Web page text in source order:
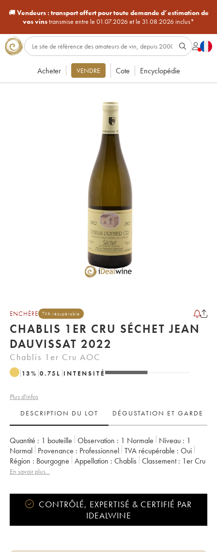
🚚Vendeurs : transport offert pour toute demande d’estimation de
vos vinstransmise entre le 01.07.2026 et le 31.08.2026 inclus*
Acheter VENDRE Cote Encyclopédie
ENCHÈRE TVA récupérable
CHABLIS 1ER CRU SÉCHET JEAN
DAUVISSAT 2022
Chablis 1er Cru AOC
13% 0.75 L INTENSITÉ
Plus d'infos
DESCRIPTION DU LOT
DÉGUSTATION ET GARDE
Quantité : 1 bouteille Observation : 1 Normale Niveau : 1
Normal
Provenance : professionnel TVA récupérable :
oui
Région :
Bourgogne Appellation : Chablis Classement :
1er Cru
Propriétaire :
En savoir plus...
CONTRÔLÉ, EXPERTISÉ & CERTIFIÉ PAR
IDEALWINE